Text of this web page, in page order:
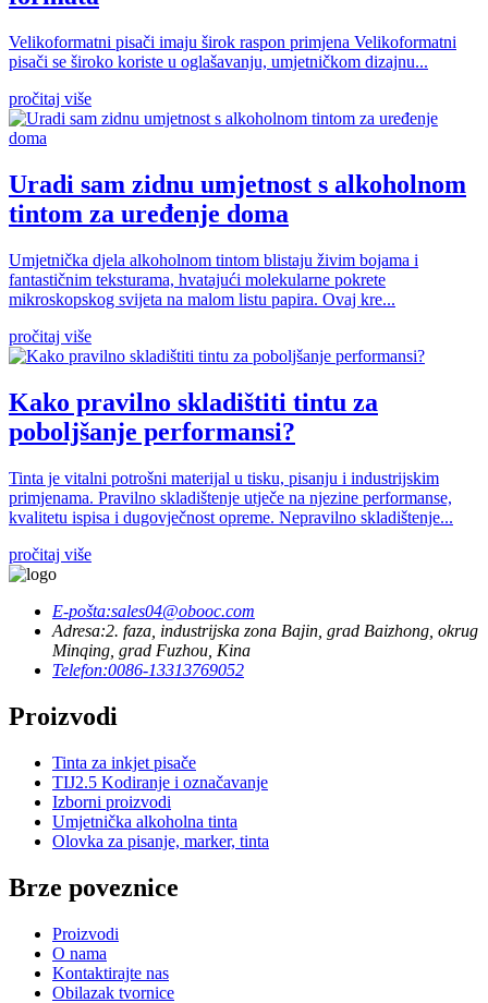
Velikoformatni pisači imaju širok raspon primjena Velikoformatni
pisači se široko koriste u oglašavanju, umjetničkom dizajnu...
pročitaj više
Uradi sam zidnu umjetnost s alkoholnom
tintom za uređenje doma
Umjetnička djela alkoholnom tintom blistaju živim bojama i
fantastičnim teksturama, hvatajući molekularne pokrete
mikroskopskog svijeta na malom listu papira. Ovaj kre...
pročitaj više
Kako pravilno skladištiti tintu za
poboljšanje performansi?
Tinta je vitalni potrošni materijal u tisku, pisanju i industrijskim
primjenama. Pravilno skladištenje utječe na njezine performanse,
kvalitetu ispisa i dugovječnost opreme. Nepravilno skladištenje...
pročitaj više
E-pošta:sales04@obooc.com
Adresa:2. faza, industrijska zona Bajin, grad Baizhong, okrug
Minqing, grad Fuzhou, Kina
Telefon:0086-13313769052
Proizvodi
Tinta za inkjet pisače
TIJ2.5 Kodiranje i označavanje
Izborni proizvodi
Umjetnička alkoholna tinta
Olovka za pisanje, marker, tinta
Brze poveznice
Proizvodi
O nama
Kontaktirajte nas
Obilazak tvornice